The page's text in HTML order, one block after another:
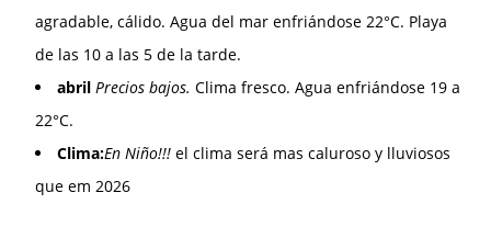
agradable, cálido. Agua del mar enfriándose 22°C. Playa
de las 10 a las 5 de la tarde.
abril Precios bajos. Clima fresco. Agua enfriándose 19 a
22°C.
Clima:En Niño!!! el clima será mas caluroso y lluviosos
que em 2026